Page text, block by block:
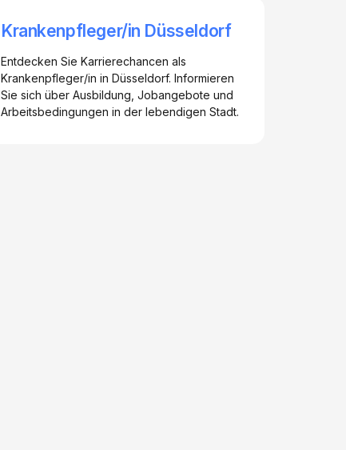
Krankenpfleger/in Düsseldorf
Entdecken Sie Karrierechancen als
Krankenpfleger/in in Düsseldorf. Informieren
Sie sich über Ausbildung, Jobangebote und
Arbeitsbedingungen in der lebendigen Stadt.